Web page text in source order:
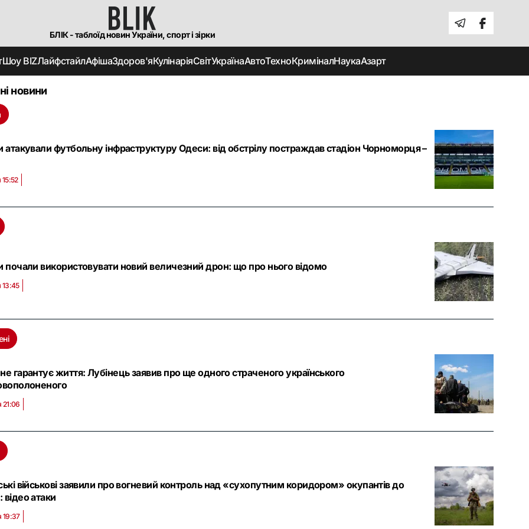
БЛІК - таблоїд новин України, спорт і зірки
Шоу BIZЛайфстайлАфішаЗдоров'яКулінаріяСвітУкраїнаАвтоТехноКриміналНаукаАзарт
новини
атакували футбольну інфраструктуру Одеси: від обстрілу постраждав стадіон Чорноморця –
15:52
почали використовувати новий величезний дрон: що про нього відомо
13:45
гарантує життя: Лубінець заявив про ще одного страченого українського
21:06
військові заявили про вогневий контроль над «сухопутним коридором» окупантів до
атаки
19:37